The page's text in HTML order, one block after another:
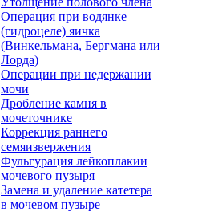
Операция при водянке
(гидроцеле) яичка
(Винкельмана, Бергмана или
Лорда)
Операции при недержании
мочи
Дробление камня в
мочеточнике
Коррекция раннего
семяизвержения
Фульгурация лейкоплакии
мочевого пузыря
Замена и удаление катетера
в мочевом пузыре